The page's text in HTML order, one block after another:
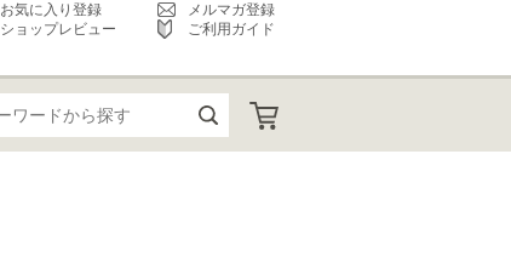
お気に入り登録
メルマガ登録
ショップレビュー
ご利用ガイド